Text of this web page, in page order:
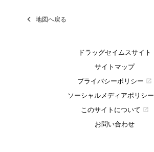
地図へ戻る
ドラッグセイムスサイト
サイトマップ
プライバシーポリシー
open_in_new
ソーシャルメディアポリシー
このサイトについて open_in_new
お問い合わせ